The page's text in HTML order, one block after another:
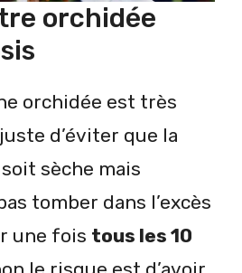
orchidée
orchidée est très
d’éviter que la
sèche mais
tomber dans l’excès
une fois tous les 10